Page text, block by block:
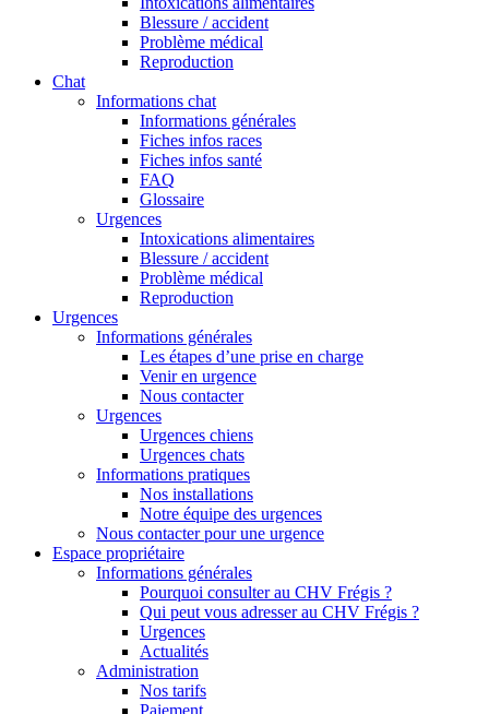
Blessure / accident
Problème médical
Reproduction
Chat
Informations chat
Informations générales
Fiches infos races
Fiches infos santé
FAQ
Glossaire
Urgences
Intoxications alimentaires
Blessure / accident
Problème médical
Reproduction
Urgences
Informations générales
Les étapes d’une prise en charge
Venir en urgence
Nous contacter
Urgences
Urgences chiens
Urgences chats
Informations pratiques
Nos installations
Notre équipe des urgences
Nous contacter pour une urgence
Espace propriétaire
Informations générales
Pourquoi consulter au CHV Frégis ?
Qui peut vous adresser au CHV Frégis ?
Urgences
Actualités
Administration
Nos tarifs
Paiement